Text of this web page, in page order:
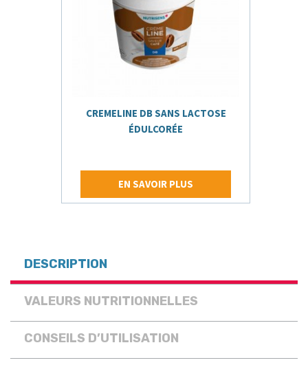
CREMELINE DB SANS LACTOSE
ÉDULCORÉE
EN SAVOIR PLUS
DESCRIPTION
VALEURS NUTRITIONNELLES
CONSEILS D’UTILISATION